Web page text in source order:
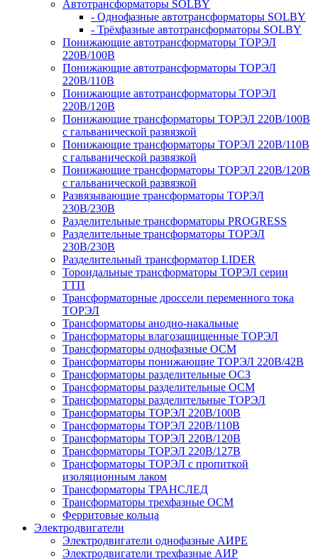
Автотрансформаторы SOLBY
- Однофазные автотрансформаторы SOLBY
- Трёхфазные автотрансформаторы SOLBY
Понижающие автотрансформаторы ТОРЭЛ
220В/100В
Понижающие автотрансформаторы ТОРЭЛ
220В/110В
Понижающие автотрансформаторы ТОРЭЛ
220В/120В
Понижающие трансформаторы ТОРЭЛ 220В/100В
с гальванической развязкой
Понижающие трансформаторы ТОРЭЛ 220В/110В
с гальванической развязкой
Понижающие трансформаторы ТОРЭЛ 220В/120В
с гальванической развязкой
Развязывающие трансформаторы ТОРЭЛ
230В/230В
Разделительные трансформаторы PROGRESS
Разделительные трансформаторы ТОРЭЛ
230В/230В
Разделительный трансформатор LIDER
Тороидальные трансформаторы ТОРЭЛ серии
ТТП
Трансформаторные дроссели переменного тока
ТОРЭЛ
Трансформаторы анодно-накальные
Трансформаторы влагозащищенные ТОРЭЛ
Трансформаторы однофазные ОСМ
Трансформаторы понижающие ТОРЭЛ 220В/42В
Трансформаторы разделительные ОСЗ
Трансформаторы разделительные ОСМ
Трансформаторы разделительные ТОРЭЛ
Трансформаторы ТОРЭЛ 220В/100В
Трансформаторы ТОРЭЛ 220В/110В
Трансформаторы ТОРЭЛ 220В/120В
Трансформаторы ТОРЭЛ 220В/127В
Трансформаторы ТОРЭЛ с пропиткой
изоляционным лаком
Трансформаторы ТРАНСЛЕД
Трансформаторы трехфазные ОСМ
Ферритовые кольца
Электродвигатели
Электродвигатели однофазные АИРЕ
Электродвигатели трехфазные АИР